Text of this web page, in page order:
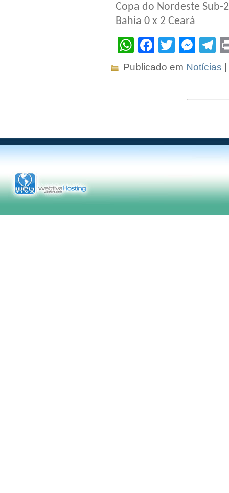
Copa do Nordeste Sub-
Bahia 0 x 2 Ceará
WhatsApp
Facebook
Twitter
Publicado em Notícias |